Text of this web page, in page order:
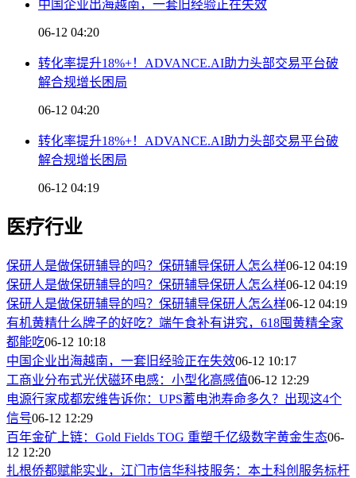
中国企业出海越南，一套旧经验正在失效
06-12 04:20
转化率提升18%+！ADVANCE.AI助力头部交易平台破
解合规增长困局
06-12 04:20
转化率提升18%+！ADVANCE.AI助力头部交易平台破
解合规增长困局
06-12 04:19
医疗行业
保研人是做保研辅导的吗？保研辅导保研人怎么样06-12 04:19
保研人是做保研辅导的吗？保研辅导保研人怎么样06-12 04:19
保研人是做保研辅导的吗？保研辅导保研人怎么样06-12 04:19
有机黄精什么牌子的好吃？端午食补有讲究，618囤黄精全家
都能吃06-12 10:18
中国企业出海越南，一套旧经验正在失效06-12 10:17
工商业分布式光伏磁环电感：小型化高感值06-12 12:29
电源行家成都宏维告诉你：UPS蓄电池寿命多久？出现这4个
信号06-12 12:29
百年金矿上链：Gold Fields TOG 重塑千亿级数字黄金生态06-
12 12:20
​扎根侨都赋能实业，江门市信华科技服务：本土科创服务标杆